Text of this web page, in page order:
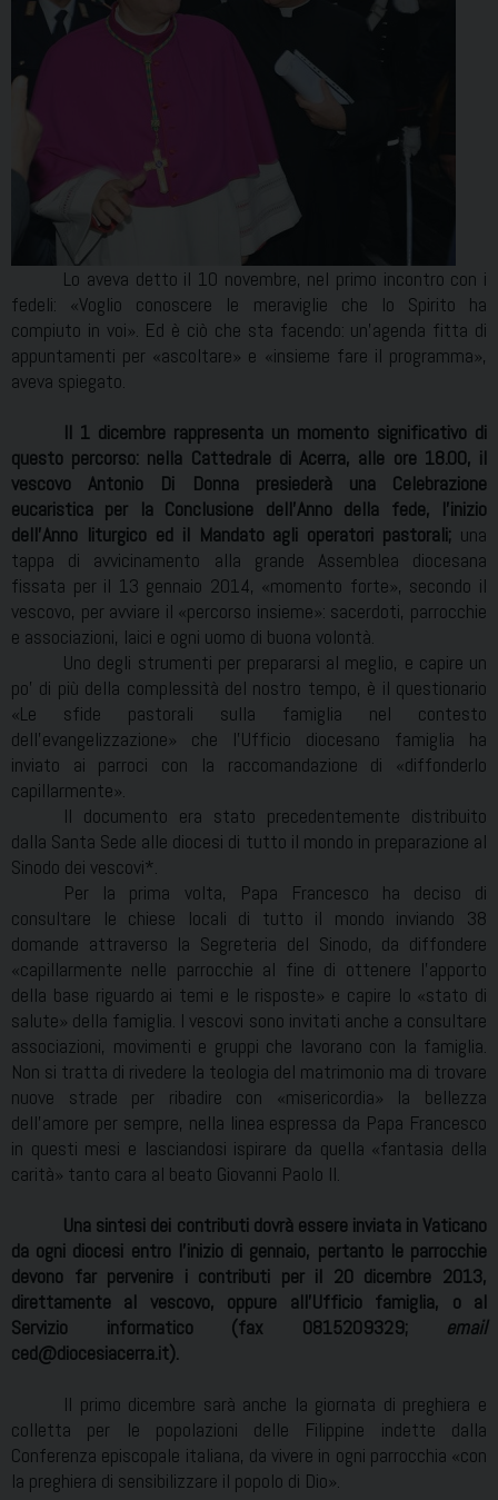
Lo aveva detto il 10 novembre, nel primo incontro con i
fedeli: «Voglio conoscere le meraviglie che lo Spirito ha
compiuto in voi». Ed è ciò che sta facendo: un’agenda fitta di
appuntamenti per «ascoltare» e «insieme fare il programma»,
aveva spiegato.
Il 1 dicembre rappresenta un momento significativo di
questo percorso: nella Cattedrale di Acerra, alle ore 18.00, il
vescovo Antonio Di Donna presiederà una Celebrazione
eucaristica per la Conclusione dell’Anno della fede, l’inizio
dell’Anno liturgico ed il Mandato agli operatori pastorali; una
tappa di avvicinamento alla grande Assemblea diocesana
fissata per il 13 gennaio 2014, «momento forte», secondo il
vescovo, per avviare il «percorso insieme»: sacerdoti, parrocchie
e associazioni, laici e ogni uomo di buona volontà.
Uno degli strumenti per prepararsi al meglio, e capire un
po’ di più della complessità del nostro tempo, è il questionario
«Le sfide pastorali sulla famiglia nel contesto
dell’evangelizzazione» che l’Ufficio diocesano famiglia ha
inviato ai parroci con la raccomandazione di «diffonderlo
capillarmente».
Il documento era stato precedentemente distribuito
dalla Santa Sede alle diocesi di tutto il mondo in preparazione al
Sinodo dei vescovi*.
Per la prima volta, Papa Francesco ha deciso di
consultare le chiese locali di tutto il mondo inviando 38
domande attraverso la Segreteria del Sinodo, da diffondere
«capillarmente nelle parrocchie al fine di ottenere l’apporto
della base riguardo ai temi e le risposte» e capire lo «stato di
salute» della famiglia. I vescovi sono invitati anche a consultare
associazioni, movimenti e gruppi che lavorano con la famiglia.
Non si tratta di rivedere la teologia del matrimonio ma di trovare
nuove strade per ribadire con «misericordia» la bellezza
dell’amore per sempre, nella linea espressa da Papa Francesco
in questi mesi e lasciandosi ispirare da quella «fantasia della
carità» tanto cara al beato Giovanni Paolo II.
Una sintesi dei contributi dovrà essere inviata in Vaticano
da ogni diocesi entro l’inizio di gennaio, pertanto le parrocchie
devono far pervenire i contributi per il 20 dicembre 2013,
direttamente al vescovo, oppure all’Ufficio famiglia, o al
Servizio informatico (fax 0815209329; email
ced@diocesiacerra.it).
Il primo dicembre sarà anche la giornata di preghiera e
colletta per le popolazioni delle Filippine indette dalla
Conferenza episcopale italiana, da vivere in ogni parrocchia «con
la preghiera di sensibilizzare il popolo di Dio».